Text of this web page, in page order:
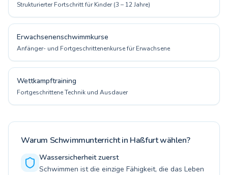
Strukturierter Fortschritt für Kinder (3 – 12 Jahre)
Erwachsenenschwimmkurse
Anfänger- und Fortgeschrittenenkurse für Erwachsene
Wettkampftraining
Fortgeschrittene Technik und Ausdauer
Warum Schwimmunterricht in Haßfurt wählen?
Wassersicherheit zuerst
Schwimmen ist die einzige Fähigkeit, die das Leben